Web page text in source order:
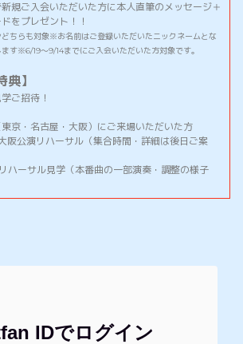
規ご入会いただいた方に本人直筆のメッセージ＋
をプレゼント！！
ちらも対象※お名前はご登録いただいたニックネームとな
す※6/19〜9/14までにご入会いただいた方対象です。
典】
ご招待！
京・名古屋・大阪）にご来場いただいた方
阪公演リハーサル（集合時間・詳細は後日ご案
ハーサル見学（本番曲の一部演奏・調整の様子
IDでログイン